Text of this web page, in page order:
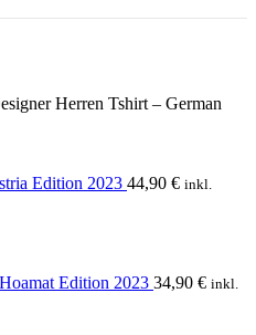
Herren Tshirt – German
Edition 2023 44,90 € inkl.
Edition 2023 34,90 € inkl.